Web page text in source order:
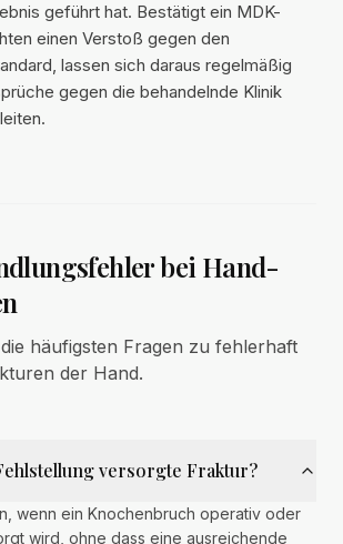
geführt hat. Bestätigt ein MDK-
einen Verstoß gegen den
lassen sich daraus regelmäßig
gegen die behandelnde Klinik
bei Hand-
häufigsten Fragen zu fehlerhaft
der Hand.
versorgte Fraktur?
wenn ein Knochenbruch operativ oder
wird, ohne dass eine ausreichende